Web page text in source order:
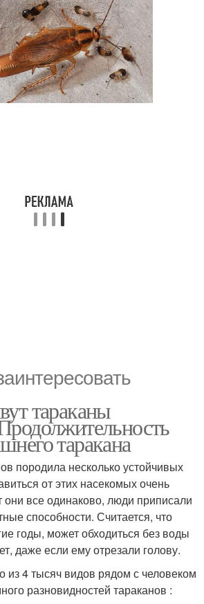
тараканы
таракана
породила несколько устойчивых
от этих насекомых очень
все одинаково, люди приписали
способности. Считается, что
годы, может обходиться без воды
даже если ему отрезали голову.
из 4 тысяч видов рядом с человеком
разновидностей тараканов :